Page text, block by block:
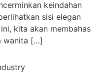
keindahan
sisi elegan
kita akan membahas
wanita […]